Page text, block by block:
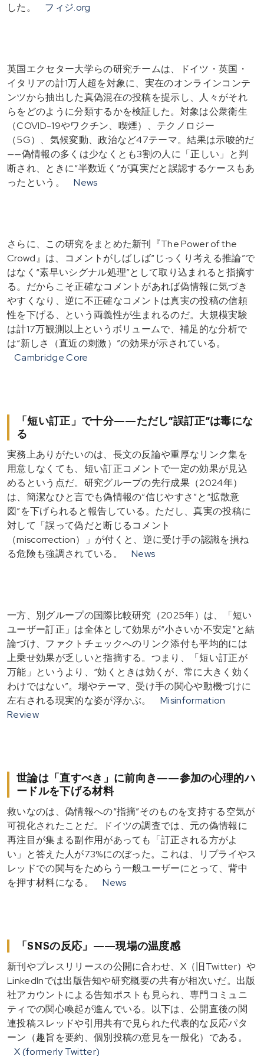
した。
フィジ.org
英国エクセター大学らの研究チームは、ドイツ・英国・
イタリアの計1万人超を対象に、実在のオンラインコンテ
ンツから抽出した真偽混在の投稿を提示し、人々がそれ
らをどのように分類するかを検証した。対象は公衆衛生
（COVID-19やワクチン、喫煙）、テクノロジー
（5G）、気候変動、政治など47テーマ。結果は示唆的だ
——偽情報の多くは少なくとも3割の人に「正しい」と判
断され、ときに“半数近く”が真実だと誤認するケースもあ
ったという。
News
さらに、この研究をまとめた新刊『The Power of the
Crowd』は、コメントがしばしば“じっくり考える推論”で
はなく“素早いシグナル処理”として取り込まれると指摘す
る。だからこそ正確なコメントがあれば偽情報に気づき
やすくなり、逆に不正確なコメントは真実の投稿の信頼
性を下げる、という両義性が生まれるのだ。大規模実験
は計17万観測以上というボリュームで、補足的な分析で
は“新しさ（直近の刺激）”の効果が示されている。
Cambridge Core
「短い訂正」で十分——ただし“誤訂正”は毒にな
る
実務上ありがたいのは、長文の反論や重厚なリンク集を
用意しなくても、短い訂正コメントで一定の効果が見込
めるという点だ。研究グループの先行成果（2024年）
は、簡潔なひと言でも偽情報の“信じやすさ”と“拡散意
図”を下げられると報告している。ただし、真実の投稿に
対して「誤って偽だと断じるコメント
（miscorrection）」が付くと、逆に受け手の認識を損ね
る危険も強調されている。
News
一方、別グループの国際比較研究（2025年）は、「短い
ユーザー訂正」は全体として効果が“小さいか不安定”と結
論づけ、ファクトチェックへのリンク添付も平均的には
上乗せ効果が乏しいと指摘する。つまり、「短い訂正が
万能」というより、“効くときは効くが、常に大きく効く
わけではない”。場やテーマ、受け手の関心や動機づけに
左右される現実的な姿が浮かぶ。
Misinformation
Review
世論は「直すべき」に前向き——参加の心理的ハ
ードルを下げる材料
救いなのは、偽情報への“指摘”そのものを支持する空気が
可視化されたことだ。ドイツの調査では、元の偽情報に
再注目が集まる副作用があっても「訂正される方がよ
い」と答えた人が73%にのぼった。これは、リプライやス
レッドでの関与をためらう一般ユーザーにとって、背中
を押す材料になる。
News
「SNSの反応」——現場の温度感
新刊やプレスリリースの公開に合わせ、X（旧Twitter）や
LinkedInでは出版告知や研究概要の共有が相次いだ。出版
社アカウントによる告知ポストも見られ、専門コミュニ
ティでの関心喚起が進んでいる。以下は、公開直後の関
連投稿スレッドや引用共有で見られた代表的な反応パタ
ーン（趣旨を要約、個別投稿の意見を一般化）である。
X (formerly Twitter)